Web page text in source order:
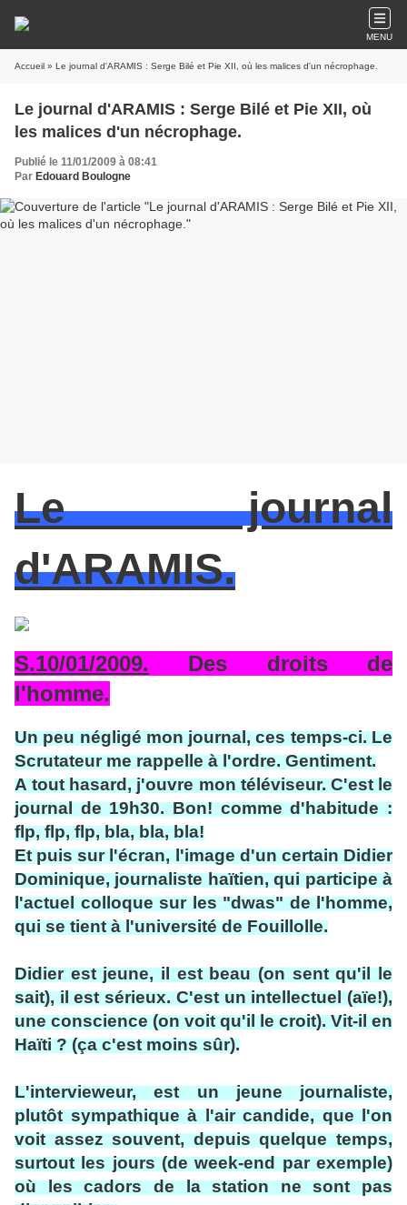
MENU
Accueil » Le journal d'ARAMIS : Serge Bilé et Pie XII, où les malices d'un nécrophage.
Le journal d'ARAMIS : Serge Bilé et Pie XII, où
les malices d'un nécrophage.
Publié le 11/01/2009 à 08:41
Par Edouard Boulogne
Le journal
d'ARAMIS.
S.10/01/2009. Des droits de
l'homme.
Un peu négligé mon journal, ces temps-ci. Le
Scrutateur me rappelle à l'ordre. Gentiment.
A tout hasard, j'ouvre mon téléviseur. C'est le
journal de 19h30. Bon! comme d'habitude :
flp, flp, flp, bla, bla, bla!
Et puis sur l'écran, l'image d'un certain Didier
Dominique, journaliste haïtien, qui participe à
l'actuel colloque sur les "dwas" de l'homme,
qui se tient à l'université de Fouillolle.
Didier est jeune, il est beau (on sent qu'il le
sait), il est sérieux. C'est un intellectuel (aïe!),
une conscience (on voit qu'il le croit). Vit-il en
Haïti ? (ça c'est moins sûr).
L'intervieweur, est un jeune journaliste,
plutôt sympathique à l'air candide, que l'on
voit assez souvent, depuis quelque temps,
surtout les jours (de week-end par exemple)
où les cadors de la station ne sont pas